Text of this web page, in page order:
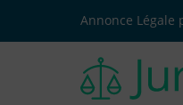
Annonce Légale